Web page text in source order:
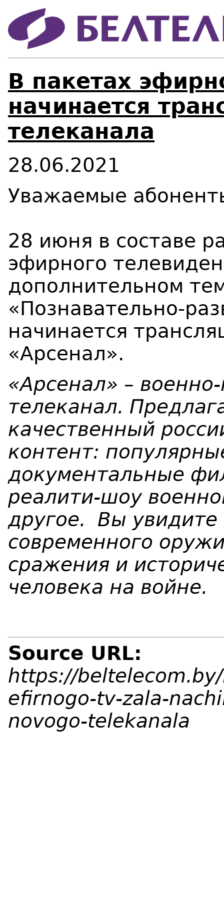
В пакетах
начинается
телеканала
28.06.2021
Уважаемые
28 июня в составе
эфирного
дополнительном
«Познавательно-
начинается
«Арсенал».
«Арсенал» –
телеканал.
качественный
контент:
документальные
реалити-шоу
другое. Вы
современного
сражения и
человека на войне.
Source URL:
https://
efirnogo-tv-zala-
novogo-telekanala